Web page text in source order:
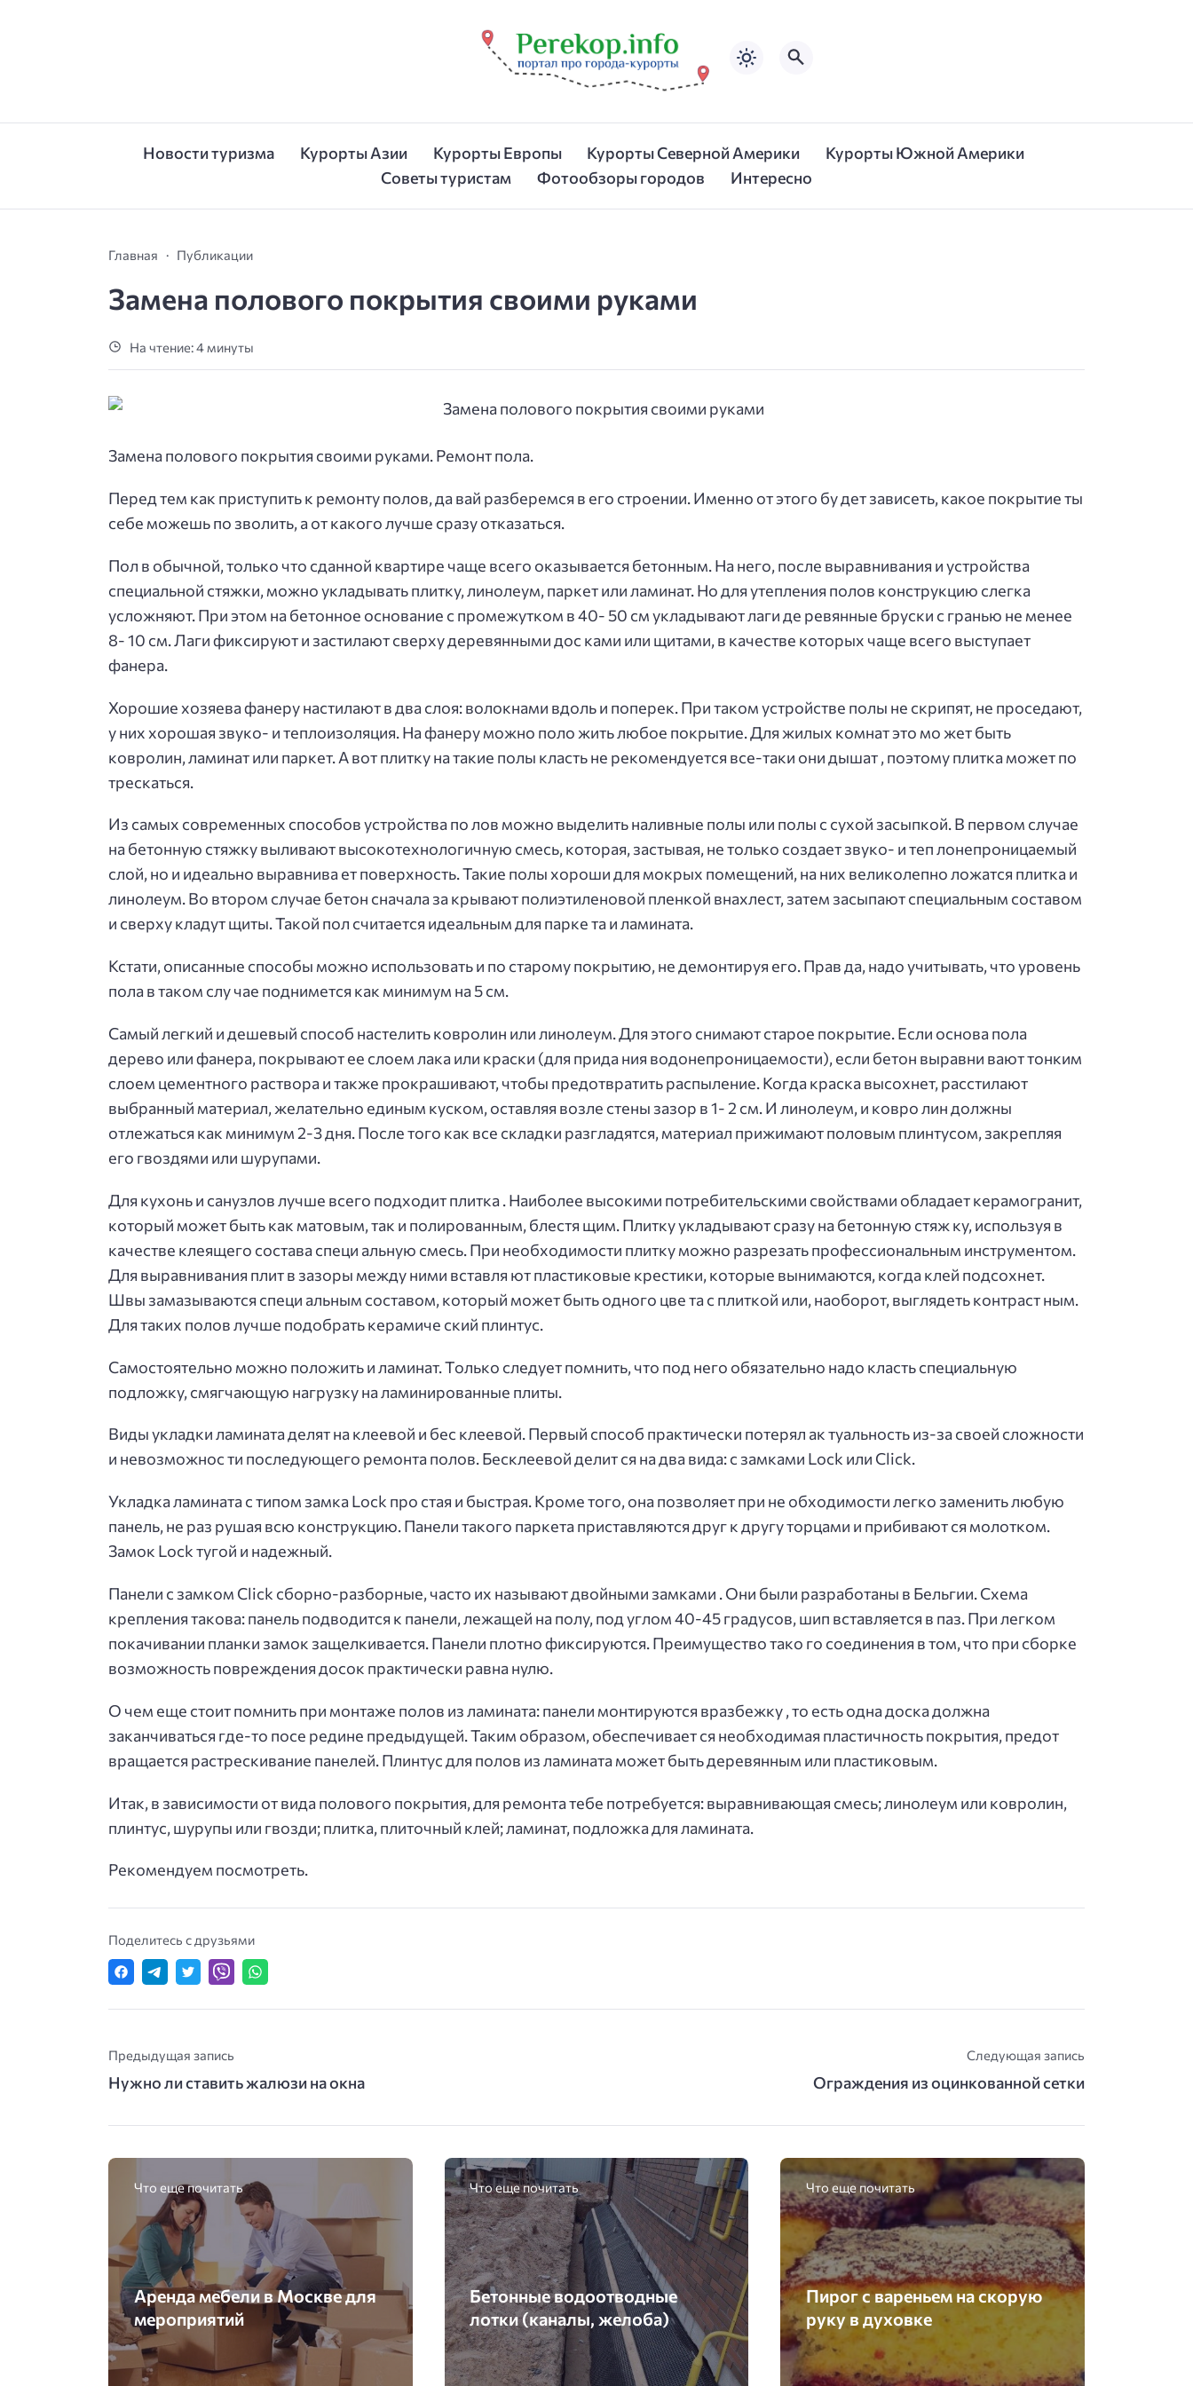
Новости туризма Курорты Азии Курорты Европы Курорты Северной Америки
Курорты Южной Америки
Советы туристам
Фотообзоры городов Интересно
Главная Публикации
Замена полового покрытия своими руками
На чтение: 4 минуты
Замена полового покрытия своими руками. Ремонт пола.
Перед тем как приступить к ремонту полов, да вай разберемся в его строении. Именно от этого бу дет зависеть, какое покрытие ты
себе можешь по зволить, а от какого лучше сразу отказаться.
Пол в обычной, только что сданной квартире чаще всего оказывается бетонным. На него, после выравнивания и устройства
специальной стяжки, можно укладывать плитку, линолеум, паркет или ламинат. Но для утепления полов конструкцию слегка
усложняют. При этом на бетонное основание с промежутком в 40- 50 см укладывают лаги де ревянные бруски с гранью не менее
8- 10 см. Лаги фиксируют и застилают сверху деревянными дос ками или щитами, в качестве которых чаще всего выступает
фанера.
Хорошие хозяева фанеру настилают в два слоя: волокнами вдоль и поперек. При таком устройстве полы не скрипят, не проседают,
у них хорошая звуко- и теплоизоляция. На фанеру можно поло жить любое покрытие. Для жилых комнат это мо жет быть
ковролин, ламинат или паркет. А вот плитку на такие полы класть не рекомендуется все-таки они дышат , поэтому плитка может по
трескаться.
Из самых современных способов устройства по лов можно выделить наливные полы или полы с сухой засыпкой. В первом случае
на бетонную стяжку выливают высокотехнологичную смесь, которая, застывая, не только создает звуко- и теп лонепроницаемый
слой, но и идеально выравнива ет поверхность. Такие полы хороши для мокрых помещений, на них великолепно ложатся плитка и
линолеум. Во втором случае бетон сначала за крывают полиэтиленовой пленкой внахлест, затем засыпают специальным составом
и сверху кладут щиты. Такой пол считается идеальным для парке та и ламината.
Кстати, описанные способы можно использовать и по старому покрытию, не демонтируя его. Прав да, надо учитывать, что уровень
пола в таком слу чае поднимется как минимум на 5 см.
Самый легкий и дешевый способ настелить ковролин или линолеум. Для этого снимают старое покрытие. Если основа пола
дерево или фанера, покрывают ее слоем лака или краски (для прида ния водонепроницаемости), если бетон выравни вают тонким
слоем цементного раствора и также прокрашивают, чтобы предотвратить распыление. Когда краска высохнет, расстилают
выбранный материал, желательно единым куском, оставляя возле стены зазор в 1- 2 см. И линолеум, и ковро лин должны
отлежаться как минимум 2-3 дня. После того как все складки разгладятся, материал прижимают половым плинтусом, закрепляя
его гвоздями или шурупами.
Для кухонь и санузлов лучше всего подходит плитка . Наиболее высокими потребительскими свойствами обладает керамогранит,
который может быть как матовым, так и полированным, блестя щим. Плитку укладывают сразу на бетонную стяж ку, используя в
качестве клеящего состава специ альную смесь. При необходимости плитку можно разрезать профессиональным инструментом.
Для выравнивания плит в зазоры между ними вставля ют пластиковые крестики, которые вынимаются, когда клей подсохнет.
Швы замазываются специ альным составом, который может быть одного цве та с плиткой или, наоборот, выглядеть контраст ным.
Для таких полов лучше подобрать керамиче ский плинтус.
Самостоятельно можно положить и ламинат. Только следует помнить, что под него обязательно надо класть специальную
подложку, смягчающую нагрузку на ламинированные плиты.
Виды укладки ламината делят на клеевой и бес клеевой. Первый способ практически потерял ак туальность из-за своей сложности
и невозможнос ти последующего ремонта полов. Бесклеевой делит ся на два вида: с замками Lock или Сlick.
Укладка ламината с типом замка Lock про стая и быстрая. Кроме того, она позволяет при не обходимости легко заменить любую
панель, не раз рушая всю конструкцию. Панели такого паркета приставляются друг к другу торцами и прибивают ся молотком.
Замок Lock тугой и надежный.
Панели с замком Click сборно-разборные, часто их называют двойными замками . Они были разработаны в Бельгии. Схема
крепления такова: панель подводится к панели, лежащей на полу, под углом 40-45 градусов, шип вставляется в паз. При легком
покачивании планки замок защелкивается. Панели плотно фиксируются. Преимущество тако го соединения в том, что при сборке
возможность повреждения досок практически равна нулю.
О чем еще стоит помнить при монтаже полов из ламината: панели монтируются вразбежку , то есть одна доска должна
заканчиваться где-то посе редине предыдущей. Таким образом, обеспечивает ся необходимая пластичность покрытия, предот
вращается растрескивание панелей. Плинтус для полов из ламината может быть деревянным или пластиковым.
Итак, в зависимости от вида полового покрытия, для ремонта тебе потребуется: выравнивающая смесь; линолеум или ковролин,
плинтус, шурупы или гвозди; плитка, плиточный клей; ламинат, подложка для ламината.
Рекомендуем посмотреть.
Поделитесь с друзьями
Предыдущая запись
Нужно ли ставить жалюзи на окна
Следующая запись
Ограждения из оцинкованной сетки
Что еще почитать
Аренда мебели в Москве для
мероприятий
Что еще почитать
Бетонные водоотводные
лотки (каналы, желоба)
Что еще почитать
Пирог с вареньем на скорую
руку в духовке